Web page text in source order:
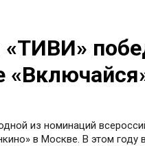
из номинаций
в Москве. В этом году